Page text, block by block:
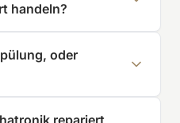
handeln?
oder